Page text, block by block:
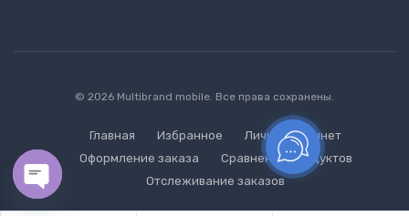
© 2026 Multibrand mobile. Все права сохранены.
Главная Избранное
Личный кабинет
Оформление заказа
Сравнение продуктов
Отслеживание заказов
Open chaty